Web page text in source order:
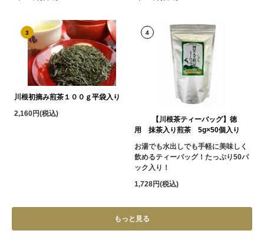
3
川根初摘み煎茶１００ｇ平袋入り
2,160円(税込)
4
【川根茶ティーバッグ】徳
用 抹茶入り煎茶 5g×50個入り
お湯でも水出しでも手軽に美味しく
飲めるティーバッグ！たっぷり50パ
ック入り！
1,728円(税込)
もっと見る